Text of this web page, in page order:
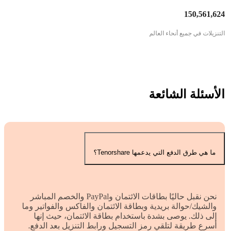
150,561,624
التنزيلات في جميع أنحاء العالم
الأسئلة الشائعة
ما هي طرق الدفع التي يدعمها Tenorshare؟
نحن نقبل حاليًا بطاقات الائتمان وPayPal والخصم المباشر
والشيك/حوالة بريدية وبطاقة الائتمان والفاكس والفواتير وما
إلى ذلك. يوصى بشدة باستخدام بطاقة الائتمان، حيث إنها
أسرع طريقة لتلقي رمز التسجيل ورابط التنزيل بعد الدفع.